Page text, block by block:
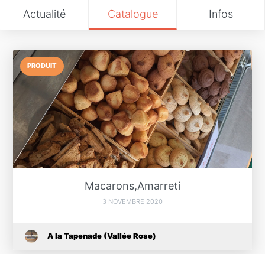
Actualité Catalogue Infos
PRODUIT
Macarons,Amarreti
3 NOVEMBRE 2020
A la Tapenade (Vallée Rose)